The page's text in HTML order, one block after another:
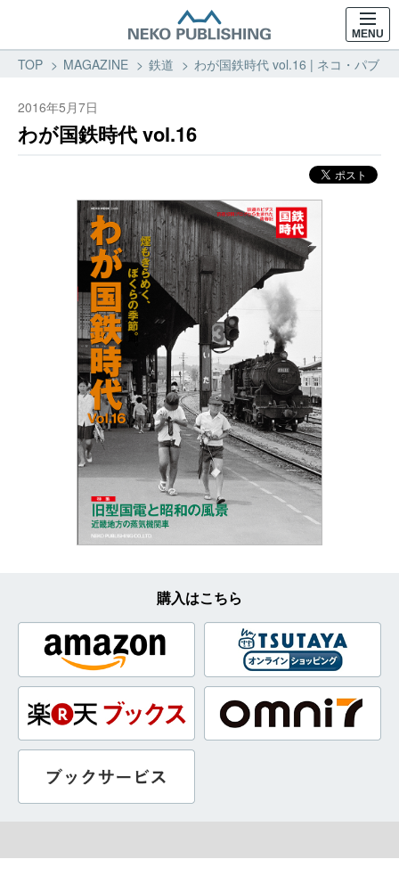
MENU
TOP MAGAZINE 鉄道 わが国鉄時代 vol.16 | ネコ・パブリ
2016年5月7日
わが国鉄時代 vol.16
購入はこちら